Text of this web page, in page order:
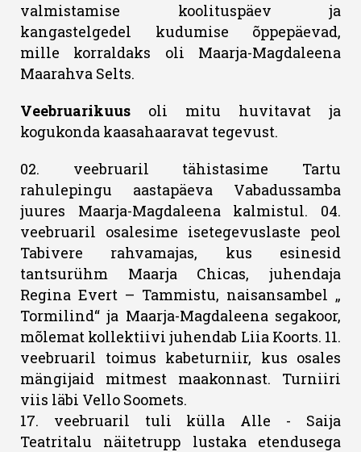
valmistamise koolituspäev ja
kangastelgedel kudumise õppepäevad,
mille korraldaks oli Maarja-Magdaleena
Maarahva Selts.
Veebruarikuus oli mitu huvitavat ja
kogukonda kaasahaaravat tegevust.
02. veebruaril tähistasime Tartu
rahulepingu aastapäeva Vabadussamba
juures Maarja-Magdaleena kalmistul. 04.
veebruaril osalesime isetegevuslaste peol
Tabivere rahvamajas, kus esinesid
tantsurühm Maarja Chicas, juhendaja
Regina Evert – Tammistu, naisansambel „
Tormilind“ ja Maarja-Magdaleena segakoor,
mõlemat kollektiivi juhendab Liia Koorts. 11.
veebruaril toimus kabeturniir, kus osales
mängijaid mitmest maakonnast. Turniiri
viis läbi Vello Soomets.
17. veebruaril tuli külla Alle - Saija
Teatritalu näitetrupp lustaka etendusega